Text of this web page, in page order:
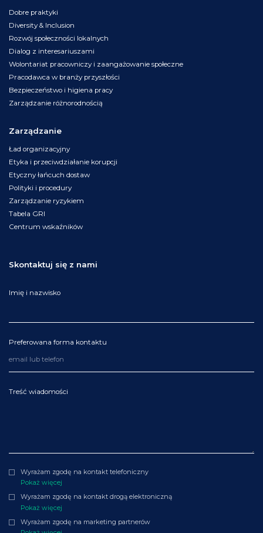
Dobre praktyki
Diversity & Inclusion
Rozwój społeczności lokalnych
Dialog z interesariuszami
Wolontariat pracowniczy i zaangażowanie społeczne
Pracodawca w branży przyszłości
Bezpieczeństwo i higiena pracy
Zarządzanie różnorodnością
Zarządzanie
Ład organizacyjny
Etyka i przeciwdziałanie korupcji
Etyczny łańcuch dostaw
Polityki i procedury
Zarządzanie ryzykiem
Tabela GRI
Centrum wskaźników
Skontaktuj się z nami
Imię i nazwisko
Preferowana forma kontaktu
Treść wiadomości
Wyrażam zgodę na kontakt telefoniczny
Pokaż więcej
Wyrażam zgodę na kontakt drogą elektroniczną
Pokaż więcej
Wyrażam zgodę na marketing partnerów